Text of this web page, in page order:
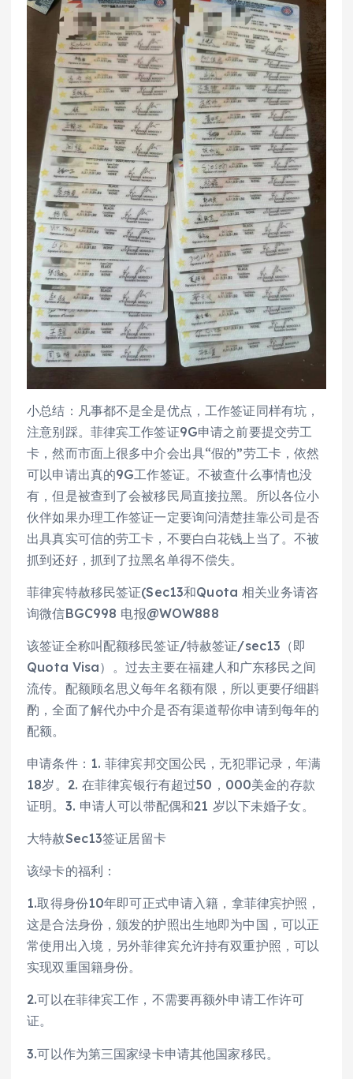
小总结：凡事都不是全是优点，工作签证同样有坑，
注意别踩。菲律宾工作签证9G申请之前要提交劳工
卡，然而市面上很多中介会出具“假的”劳工卡，依然
可以申请出真的9G工作签证。不被查什么事情也没
有，但是被查到了会被移民局直接拉黑。所以各位小
伙伴如果办理工作签证一定要询问清楚挂靠公司是否
出具真实可信的劳工卡，不要白白花钱上当了。不被
抓到还好，抓到了拉黑名单得不偿失。
菲律宾特赦移民签证(Sec13和Quota 相关业务请咨
询微信BGC998 电报@WOW888
该签证全称叫配额移民签证/特赦签证/sec13（即
Quota Visa）。过去主要在福建人和广东移民之间
流传。配额顾名思义每年名额有限，所以更要仔细斟
酌，全面了解代办中介是否有渠道帮你申请到每年的
配额。
申请条件：1. 菲律宾邦交国公民，无犯罪记录，年满
18岁。2. 在菲律宾银行有超过50，000美金的存款
证明。3. 申请人可以带配偶和21 岁以下未婚子女。
大特赦Sec13签证居留卡
该绿卡的福利：
1.取得身份10年即可正式申请入籍，拿菲律宾护照，
这是合法身份，颁发的护照出生地即为中国，可以正
常使用出入境，另外菲律宾允许持有双重护照，可以
实现双重国籍身份。
2.可以在菲律宾工作，不需要再额外申请工作许可
证。
3.可以作为第三国家绿卡申请其他国家移民。